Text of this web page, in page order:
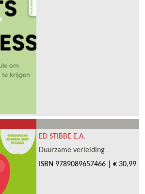
ED STIBBE E.A.
Duurzame verleiding
ISBN 9789089657466 € 30,99